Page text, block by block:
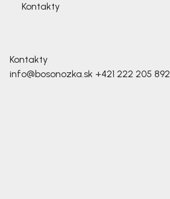
Kontakty
Kontakty
info@bosonozka.sk +421 222 205 892